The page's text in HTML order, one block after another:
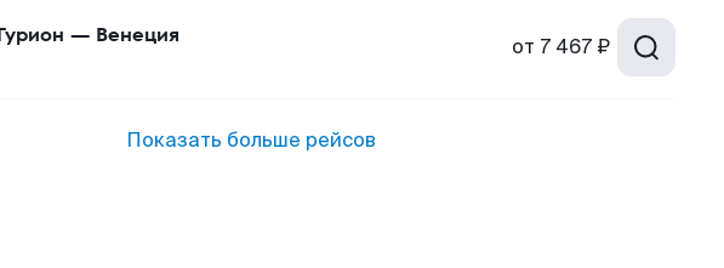
— Венеция от 7 467 ₽
Показать больше рейсов